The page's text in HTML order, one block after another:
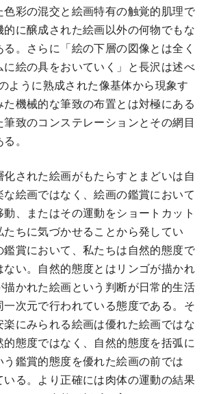
彩の混交と絵画特有の触覚的肌理で
に醸成された絵画以外の何物でもな
。さらに「絵の下層の図像とは全く
絵の具をおいていく」と長沢は述べ
ように熟成された像基体から現象す
た機械的な筆致の布置とは対極にある
致のコンステレーションとその網目
。
化された絵画がもたらすとまどいは自
絵画ではなく、絵画の鑑賞において
、またはその運動をショートカット
たちに気づかせることから発してい
鑑賞において、私たちは自然的態度で
い。自然的態度とはリンゴが描かれ
描かれた絵画という判断が日常的生活
一次元で行われている態度である。そ
にみられる絵画は優れた絵画ではな
態度ではなく、自然的態度を括弧に
う鑑賞的態度を優れた絵画の前では
いる。より正確には肉体の運動の結果